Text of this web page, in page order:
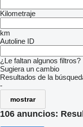
Kilometraje
km
Autoline ID
¿Le faltan algunos filtros?
Sugiera un cambio
Resultados de la
-
mostrar
106 anuncios: